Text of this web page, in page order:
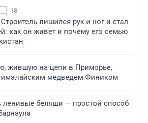
18
лишился рук и ног и стал
как он живет и почему его семью
жившую на цепи в Приморье,
медведем Фиником
ленивые беляши — простой способ